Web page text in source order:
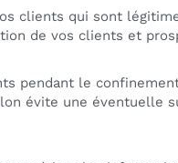
clients qui sont
de vos clients et
pendant le
évite une éventuelle